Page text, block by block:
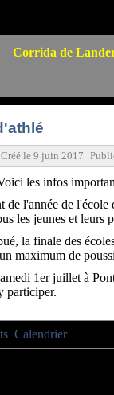
Corrida de
Créé le 9 juin 2017
les infos
de l'année de
les jeunes et leurs
la finale des
maximum de
1er juillet à
participer.
Calendrier